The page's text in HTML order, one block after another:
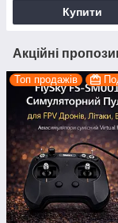
Купити
Акційні
Топ продажів